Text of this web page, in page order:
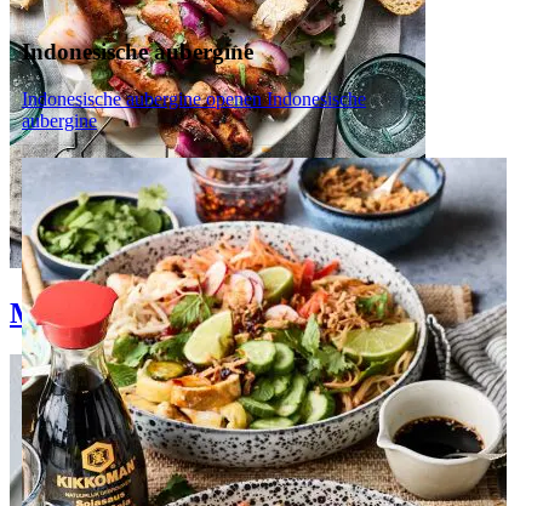
Indonesische aubergine
Indonesische aubergine openenIndonesische
aubergine
Makkelijke bbq